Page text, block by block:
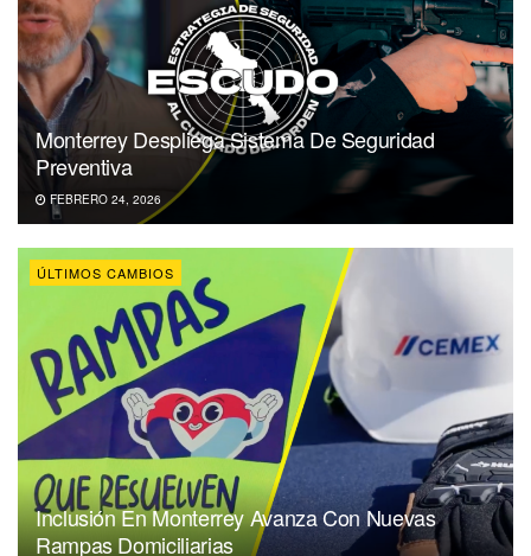
Monterrey Despliega Sistema De Seguridad
Preventiva
FEBRERO 24, 2026
ÚLTIMOS CAMBIOS
Inclusión En Monterrey Avanza Con Nuevas
Rampas Domiciliarias